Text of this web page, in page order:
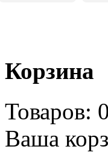
Корзина
Товаров:
Ваша